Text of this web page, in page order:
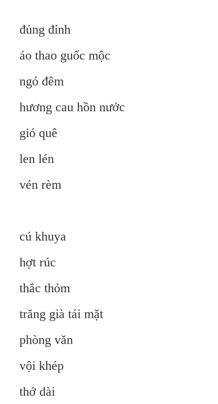
đủng đỉnh
áo thao guốc mộc
ngó đêm
hương cau hồn nước
gió quê
len lén
vén rèm
cú khuya
hợt rúc
thắc thỏm
trăng già tái mặt
phòng văn
vội khép
thở dài